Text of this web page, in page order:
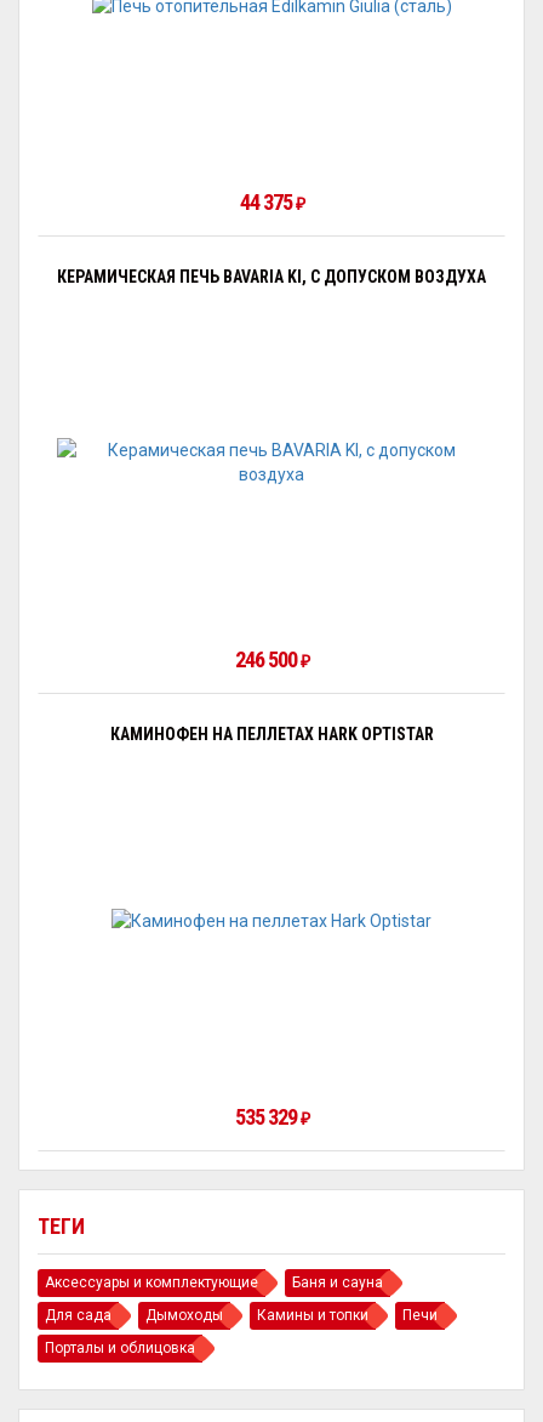
ТЕГИ
Аксессуары и комплектующие
Баня и сауна
Для сада
Дымоходы Камины и топки
Печи
Порталы и облицовка
44 375₽
КЕРАМИЧЕСКАЯ ПЕЧЬ BAVARIA KI, С ДОПУСКОМ ВОЗДУХА
246 500₽
КАМИНОФЕН НА ПЕЛЛЕТАХ HARK OPTISTAR
535 329₽